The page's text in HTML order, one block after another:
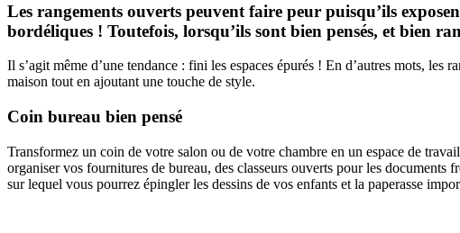
Les rangements ouverts peuvent faire peur puisqu’ils
bordéliques ! Toutefois, lorsqu’ils sont bien pensés, et bien
Il s’agit même d’une tendance : fini les espaces épurés ! En d’autres mots,
maison tout en ajoutant une touche de style.
Coin bureau bien pensé
Transformez un coin de votre salon ou de votre chambre en un espace de
organiser vos fournitures de bureau, des classeurs ouverts pour les documents
sur lequel vous pourrez épingler les dessins de vos enfants et la paperasse